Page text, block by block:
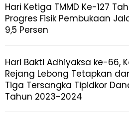
Hari Ketiga TMMD Ke-127
Progres Fisik Pembukaan
9,5 Persen
Hari Bakti Adhiyaksa ke-66,
Rejang Lebong Tetapkan
Tiga Tersangka Tipidkor
Tahun 2023-2024